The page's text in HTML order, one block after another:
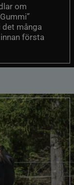
om
det många
första